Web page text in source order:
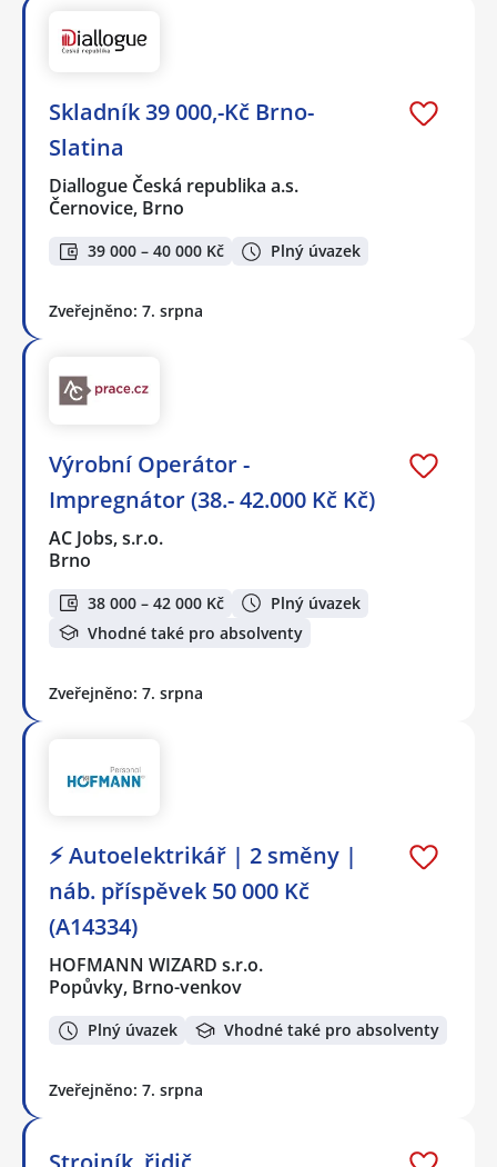
Skladník 39 000,-Kč Brno-
Slatina
Diallogue Česká republika a.s.
Černovice, Brno
39 000 – 40 000 Kč Plný úvazek
Zveřejněno: 7. srpna
Výrobní Operátor -
Impregnátor (38.- 42.000 Kč Kč)
AC Jobs, s.r.o.
Brno
38 000 – 42 000 Kč
Plný úvazek
Vhodné také pro absolventy
Zveřejněno: 7. srpna
⚡ Autoelektrikář | 2 směny |
náb. příspěvek 50 000 Kč
(A14334)
HOFMANN WIZARD s.r.o.
Popůvky, Brno-venkov
Plný úvazek Vhodné také pro absolventy
Zveřejněno: 7. srpna